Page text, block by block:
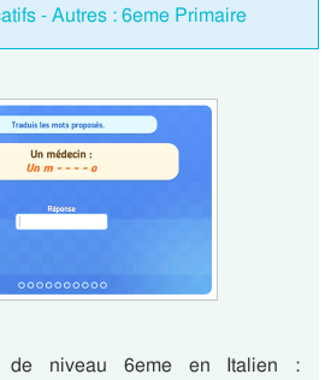
- Autres : 6eme Primaire
de niveau 6eme en Italien :